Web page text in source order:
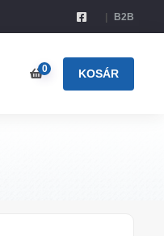
B2B
0 KOSÁR